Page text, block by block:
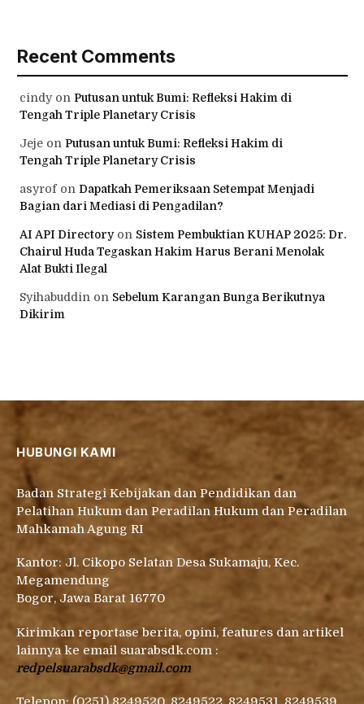
Recent Comments
cindyon Putusan untuk Bumi: Refleksi Hakim di
Tengah Triple Planetary Crisis
Jeje on Putusan untuk Bumi: Refleksi Hakim di
Tengah Triple Planetary Crisis
asyrofon Dapatkah Pemeriksaan Setempat Menjadi
Bagian dari Mediasi di Pengadilan?
AI API Directoryon Sistem Pembuktian KUHAP 2025: Dr.
Chairul Huda Tegaskan Hakim Harus Berani Menolak
Alat Bukti Ilegal
Syihabuddin on Sebelum Karangan Bunga Berikutnya
Dikirim
HUBUNGI KAMI
Badan Strategi Kebijakan dan Pendidikan dan
Pelatihan Hukum dan Peradilan Hukum dan Peradilan
Mahkamah Agung RI
Kantor: Jl. Cikopo Selatan Desa Sukamaju, Kec.
Megamendung
Bogor, Jawa Barat 16770
Kirimkan reportase berita, opini, features dan artikel
lainnya ke email suarabsdk.com :
redpelsuarabsdk@gmail.com